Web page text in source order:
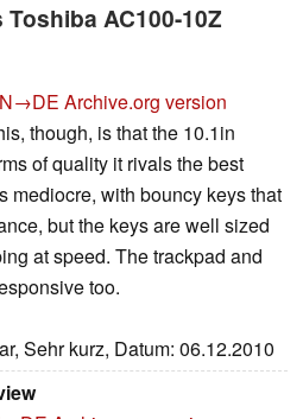
AC100-10Z
Archive.org version
though, is that the 10.1in
of quality it rivals the best
mediocre, with bouncy keys that
but the keys are well sized
at speed. The trackpad and
too.
Sehr kurz, Datum: 06.12.2010